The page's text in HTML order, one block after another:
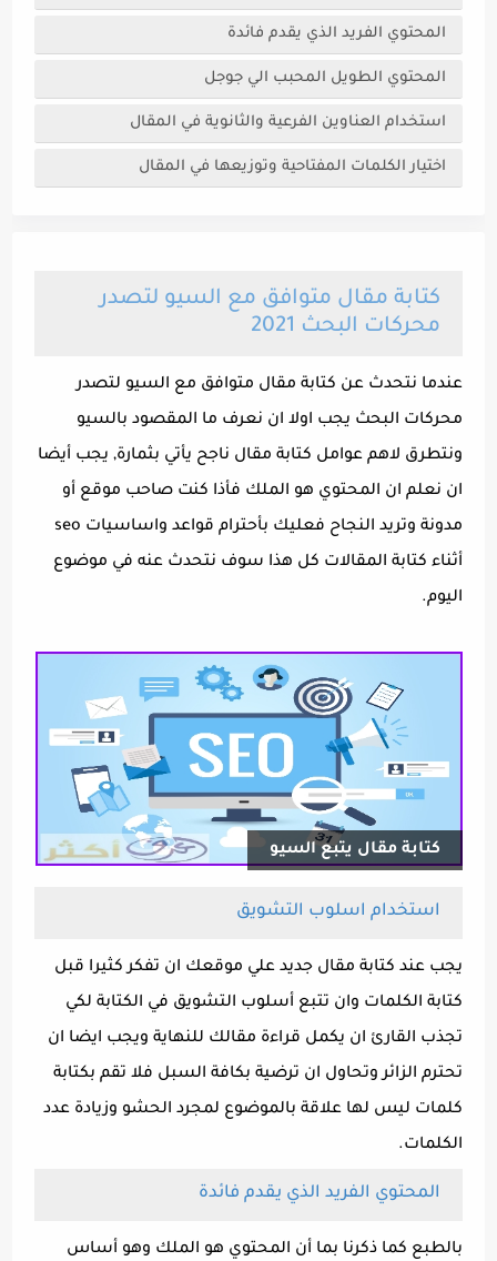
المحتوي الفريد الذي يقدم فائدة
المحتوي الطويل المحبب الي جوجل
استخدام العناوين الفرعية والثانوية في المقال
اختيار الكلمات المفتاحية وتوزيعها في المقال
كتابة مقال متوافق مع السيو لتصدر
محركات البحث 2021
عندما نتحدث عن كتابة مقال متوافق مع السيو لتصدر
محركات البحث يجب اولا ان نعرف ما المقصود بالسيو
ونتطرق لاهم عوامل كتابة مقال ناجح يأتي بثمارة, يجب أيضا
ان نعلم ان المحتوي هو الملك فأذا كنت صاحب موقع أو
مدونة وتريد النجاح فعليك بأحترام قواعد واساسيات seo
أثناء كتابة المقالات كل هذا سوف نتحدث عنه في موضوع
اليوم.
كتابة مقال يتبع السيو
استخدام اسلوب التشويق
يجب عند كتابة مقال جديد علي موقعك ان تفكر كثيرا قبل
كتابة الكلمات وان تتبع أسلوب التشويق في الكتابة لكي
تجذب القارئ ان يكمل قراءة مقالك للنهاية ويجب ايضا ان
تحترم الزائر وتحاول ان ترضية بكافة السبل فلا تقم بكتابة
كلمات ليس لها علاقة بالموضوع لمجرد الحشو وزيادة عدد
الكلمات.
المحتوي الفريد الذي يقدم فائدة
بالطبع كما ذكرنا بما أن المحتوي هو الملك وهو أساس